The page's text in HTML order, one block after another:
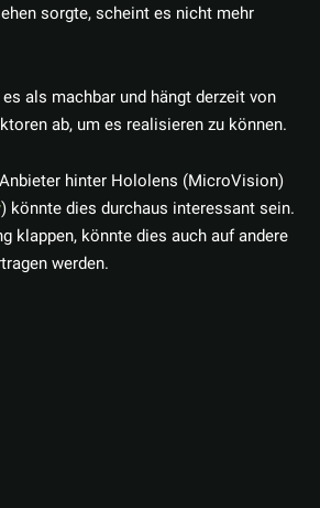
sorgte, scheint es nicht mehr
als machbar und hängt derzeit von
ab, um es realisieren zu können.
hinter Hololens (MicroVision)
) könnte dies durchaus interessant sein.
klappen, könnte dies auch auf andere
werden.